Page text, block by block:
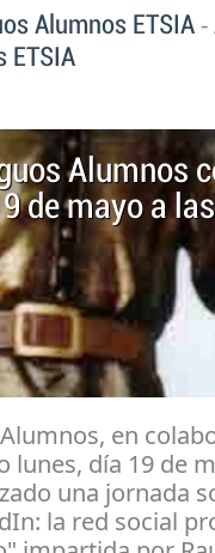
Alumnos ETSIA -
ETSIA
Alumnos
de mayo a
en
lunes, día 19 de
una jornada
la red social